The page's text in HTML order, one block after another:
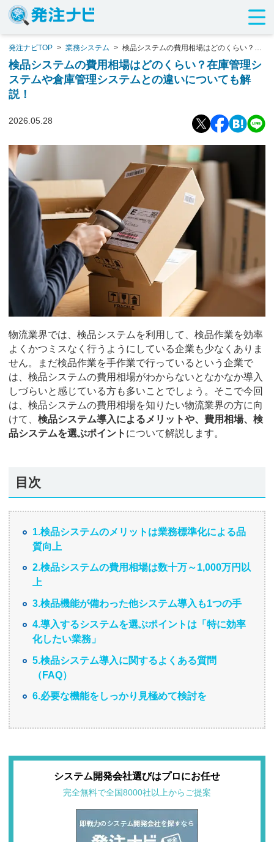
発注ナビTOP > 業務システム > 検品システムの費用相場はどのくらい？在
庫管理システムや倉庫管理システムとの違いについても解説！
検品システムの費用相場はどのくらい？在庫管理シ
ステムや倉庫管理システムとの違いについても解
説！
2026.05.28
物流業界では、検品システムを利用して、検品作業を効率
よくかつミスなく行うようにしている企業も少なくありま
せん。まだ検品作業を手作業で行っているという企業で
は、検品システムの費用相場がわからないとなかなか導入
しづらいと感じている方も多いことでしょう。そこで今回
は、検品システムの費用相場を知りたい物流業界の方に向
けて、 検品システム導入によるメリットや、費用相場、検
品システムを選ぶポイント について解説します。
目次
1.検品システムのメリットは業務標準化による品
質向上
2.検品システムの費用相場は数十万～1,000万円以
上
3.検品機能が備わった他システム導入も1つの手
4.導入するシステムを選ぶポイントは「特に効率
化したい業務」
5.検品システム導入に関するよくある質問
（FAQ）
6.必要な機能をしっかり見極めて検討を
システム開発会社選びはプロにお任せ
完全無料で全国8000社以上からご提案